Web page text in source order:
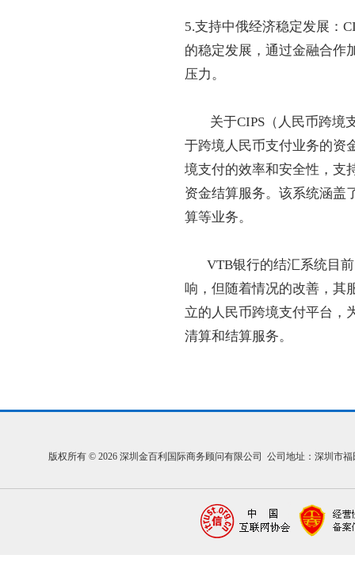
5.支持中俄经济稳定发展：
的稳定发展，通过金融合作
压力。
关于CIPS（人民币跨境
于跨境人民币支付业务的资
境支付的效率和安全性，支
资金结算服务。该系统涵盖
算等业务。
VTB银行的结汇系统目前
响，但随着情况的改善，其
立的人民币跨境支付平台，
清算和结算服务。
版权所有 © 2026 深圳金百利国际商务顾问有限公司 公司地址：深圳市